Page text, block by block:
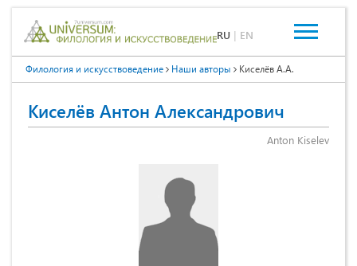
RU | EN
Филология и искусствоведение Наши авторы Киселёв А.А.
Киселёв Антон Александрович
Anton Kiselev